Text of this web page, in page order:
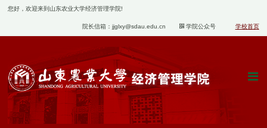
您好，欢迎来到山东农业大学经济管理学院!
院长信箱：jjglxy@sdau.edu.cn 学院公众号 学校首页